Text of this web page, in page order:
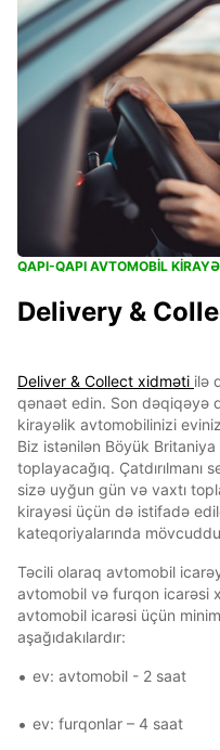
QAPI-QAPI AVTOMOBIL
Delivery &
Deliver & Collect xidməti ilə
qənaət edin. Son dəqiqəyə
kirayəlik avtomobilinizi
Biz istənilən Böyük Britaniya
toplayacağıq.
sizə uyğun gün və vaxtı
kirayəsi üçün də istifadə
kateqoriyalarında
Təcili olaraq avtomobil
avtomobil və furqon icarəsi
avtomobil icarəsi üçün
aşağıdakılardır:
ev: avtomobil - 2 saat
ev: furqonlar – 4 saat